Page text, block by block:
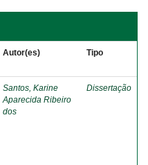
Autor(es) Tipo
Santos, Karine
Aparecida Ribeiro
dos
Dissertação